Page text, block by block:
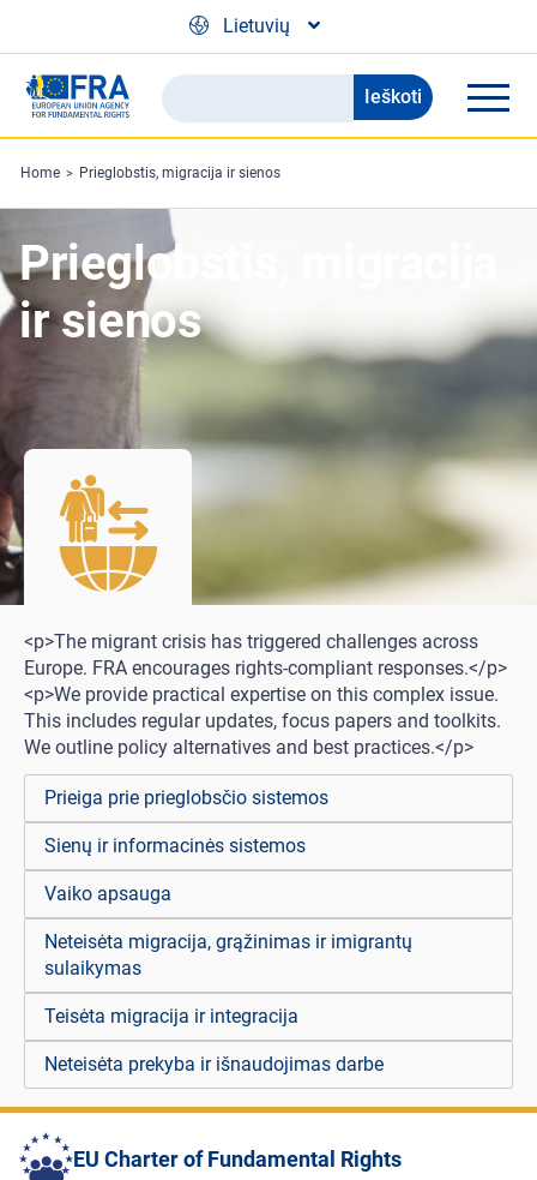
Lietuvių
Search
the
FRA
website
Ieškoti
Home Prieglobstis, migracija ir sienos
Prieglobstis, migracija
ir sienos
<p>The migrant crisis has triggered challenges across
Europe. FRA encourages rights-compliant responses.</p>
<p>We provide practical expertise on this complex issue.
This includes regular updates, focus papers and toolkits.
We outline policy alternatives and best practices.</p>
Prieiga prie prieglobsčio sistemos
Sienų ir informacinės sistemos
Vaiko apsauga
Neteisėta migracija, grąžinimas ir imigrantų
sulaikymas
Teisėta migracija ir integracija
Neteisėta prekyba ir išnaudojimas darbe
EU Charter of Fundamental Rights